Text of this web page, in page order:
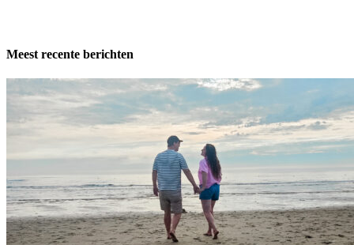
Meest recente berichten